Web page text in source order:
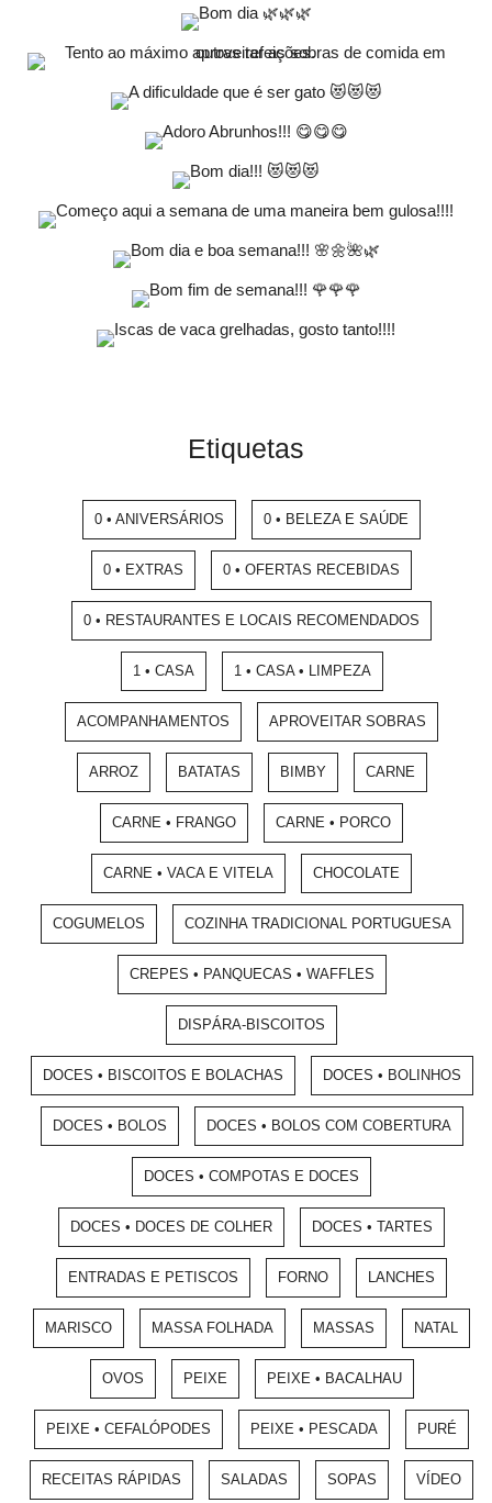
Etiquetas
0 • ANIVERSÁRIOS 0 • BELEZA E SAÚDE
0 • EXTRAS 0 • OFERTAS RECEBIDAS
0 • RESTAURANTES E LOCAIS RECOMENDADOS
1 • CASA 1 • CASA • LIMPEZA
ACOMPANHAMENTOS APROVEITAR SOBRAS
ARROZ BATATAS BIMBY CARNE
CARNE • FRANGO CARNE • PORCO
CARNE • VACA E VITELA CHOCOLATE
COGUMELOS COZINHA TRADICIONAL PORTUGUESA
CREPES • PANQUECAS • WAFFLES
DISPÁRA-BISCOITOS
DOCES • BISCOITOS E BOLACHAS DOCES • BOLINHOS
DOCES • BOLOS DOCES • BOLOS COM COBERTURA
DOCES • COMPOTAS E DOCES
DOCES • DOCES DE COLHER DOCES • TARTES
ENTRADAS E PETISCOS FORNO LANCHES
MARISCO MASSA FOLHADA MASSAS NATAL
OVOS PEIXE PEIXE • BACALHAU
PEIXE • CEFALÓPODES PEIXE • PESCADA PURÉ
RECEITAS RÁPIDAS SALADAS SOPAS VÍDEO